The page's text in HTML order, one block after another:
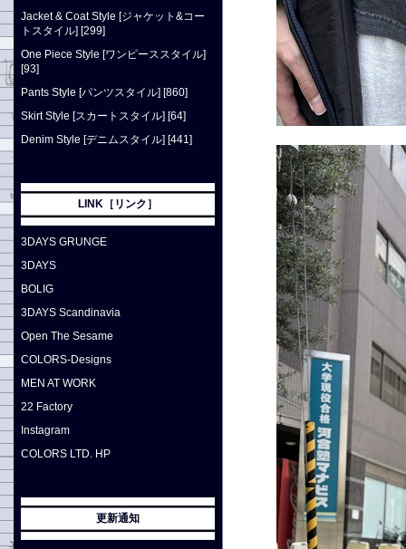
Jacket & Coat Style [ジャケット&コー
トスタイル] [299]
One Piece Style [ワンピーススタイル]
[93]
Pants Style [パンツスタイル] [860]
Skirt Style [スカートスタイル] [64]
Denim Style [デニムスタイル] [441]
LINK［リンク］
3DAYS GRUNGE
3DAYS
BOLIG
3DAYS Scandinavia
Open The Sesame
COLORS-Designs
MEN AT WORK
22 Factory
Instagram
COLORS LTD. HP
更新通知